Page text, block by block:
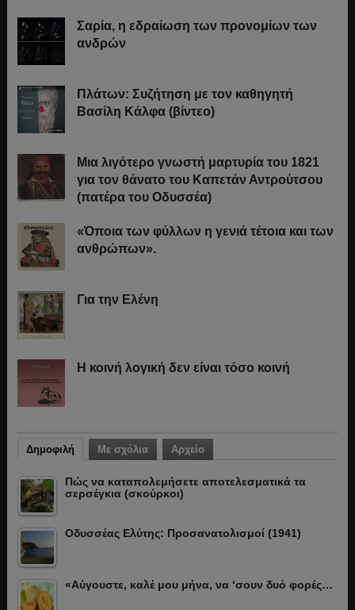
Σαρία, η εδραίωση των προνομίων των
ανδρών
Πλάτων: Συζήτηση με τον καθηγητή
Βασίλη Κάλφα (βίντεο)
Μια λιγότερο γνωστή μαρτυρία του 1821
για τον θάνατο του Καπετάν Αντρούτσου
(πατέρα του Οδυσσέα)
«Όποια των φύλλων η γενιά τέτοια και των
ανθρώπων».
Για την Ελένη
Η κοινή λογική δεν είναι τόσο κοινή
Δημοφιλή Με σχόλια Αρχείο
Πώς να καταπολεμήσετε αποτελεσματικά τα
σερσέγκια (σκούρκοι)
Οδυσσέας Ελύτης: Προσανατολισμοί (1941)
«Αύγουστε, καλέ μου μήνα, να ‘σουν δυό φορές…